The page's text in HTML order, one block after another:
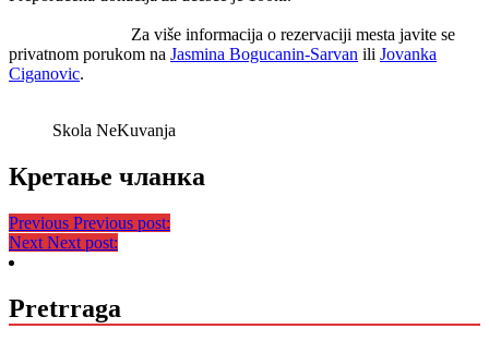
Za više informacija o rezervaciji mesta javite se
privatnom porukom na Jasmina Bogucanin-Sarvan ili Jovanka
Ciganovic.
Skola NeKuvanja
Кретање чланка
Previous Previous post:
Next Next post:
Pretrraga